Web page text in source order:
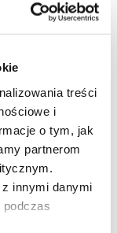
treści
i
o tym, jak
partnerom
innymi danymi
2004-2015
8GB LTE 9″
zł